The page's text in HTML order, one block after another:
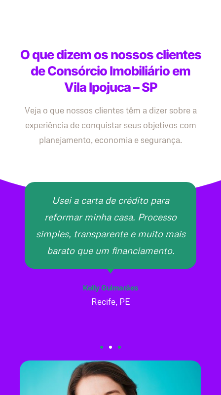
O que dizem os nossos clientes
de Consórcio Imobiliário em
Vila Ipojuca – SP
Veja o que nossos clientes têm a dizer sobre a
experiência de conquistar seus objetivos com
planejamento, economia e segurança.
Usei a carta de crédito para
reformar minha casa. Processo
simples, transparente e muito mais
barato que um financiamento.
Kelly Guimarães
Recife, PE